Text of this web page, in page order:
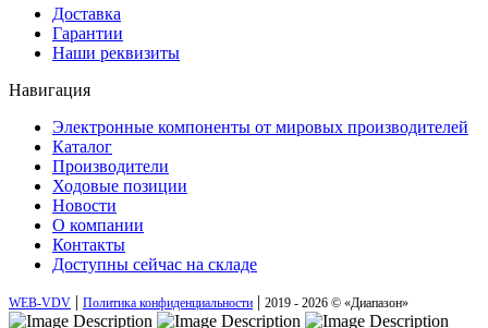
Доставка
Гарантии
Наши реквизиты
Навигация
Электронные компоненты от мировых производителей
Каталог
Производители
Ходовые позиции
Новости
О компании
Контакты
Доступны сейчас на складе
WEB-VDV | Политика конфиденциальности | 2019 - 2026 © «Диапазон»